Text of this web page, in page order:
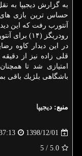
به گزارش دیجیپا به
حساس ترین بازی
آنتورب رفت كه این
رودریگز (۱۴) برای آنتورب و نیچلسون (۵۱) برای شارلوا گلزنی كرد.
امتیازی شد تا
باشگاهی بلژیك باقی
منبع: دیجیپا
1398/12/01
5.0
/ 5